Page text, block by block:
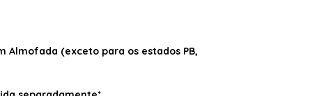
Almofada (exceto para os estados PB,